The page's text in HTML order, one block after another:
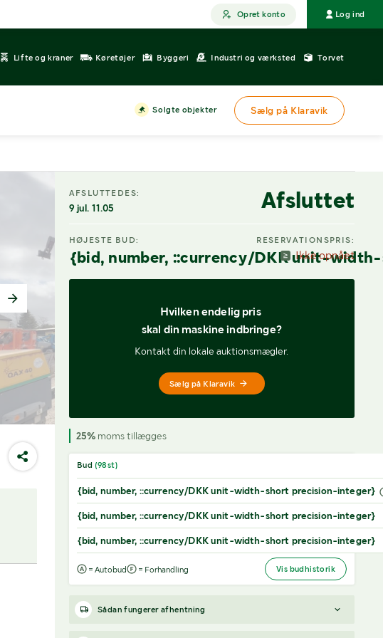
Opret konto Log ind
Lifte og kraner Køretøjer Byggeri Industri og værksted Torvet
Solgte objekter Sælg på Klaravik
AFSLUTTEDES:
9 jul. 11.05 Afsluttet
HØJESTE BUD:
{bid, number, ::currency/DKK unit-
RESERVATIONSPRIS:
Ikke opnået
Hvilken endelig pris
skal din maskine indbringe?
Kontakt din lokale auktionsmægler.
Sælg på Klaravik
25%moms tillægges
Bud (98st)
{bid, number, ::currency/DKK unit-width-short precision-integer}
{bid, number, ::currency/DKK unit-width-short precision-integer}
{bid, number, ::currency/DKK unit-width-short precision-integer}
= Autobud = Forhandling Vis budhistorik
Sådan fungerer afhentning